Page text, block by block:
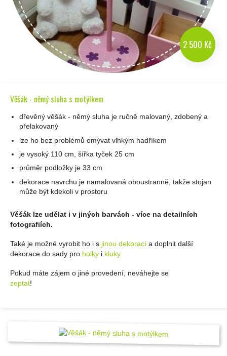
2 500 Kč
Věšák - němý sluha s motýlkem
dřevěný věšák - němý sluha je ručně malovaný, zdobený a
přelakovaný
lze ho bez problémů omývat vlhkým hadříkem
je vysoký 110 cm, šířka tyček 25 cm
průměr podložky je 33 cm
dekorace navrchu je namalovaná oboustranně, takže stojan
může být kdekoli v prostoru
Věšák lze udělat i v jiných barvách - více na detailních
fotografiích.
Také je možné vyrobit ho i s jinou dekorací a doplnit další
dekorace do sady pro holky i kluky.
Pokud máte zájem o jiné provedení, neváhejte se
zeptat!